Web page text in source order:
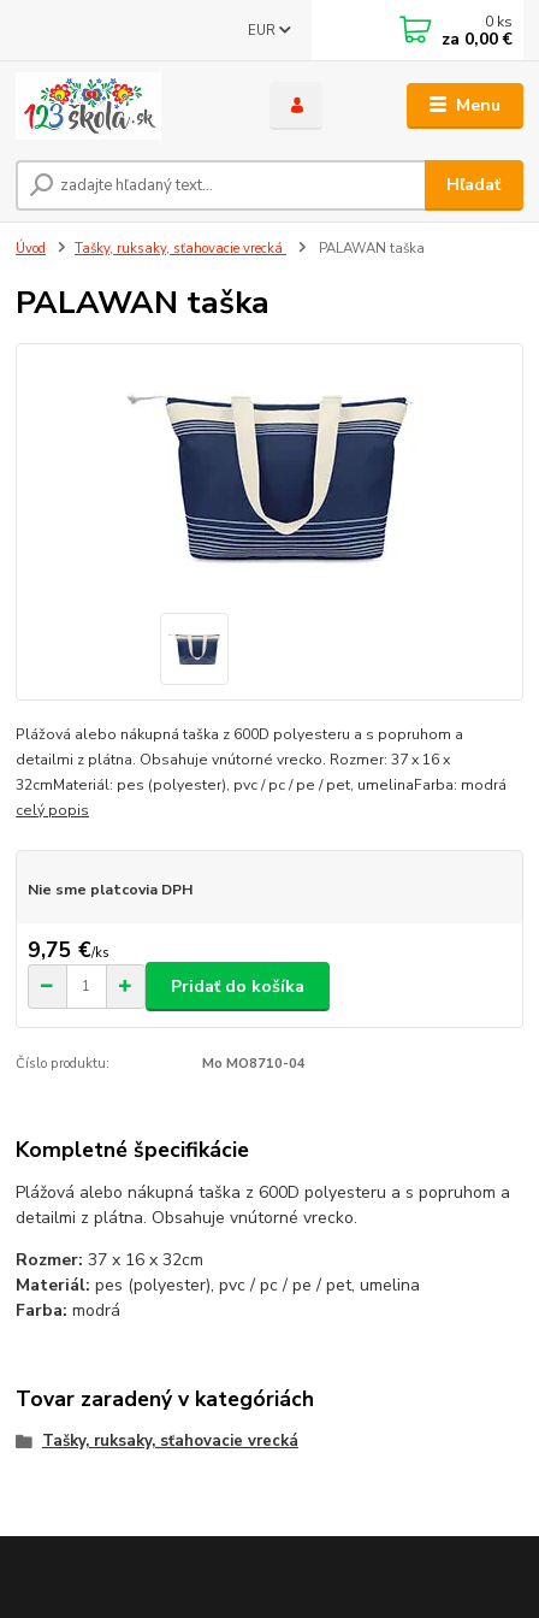
Menu
EUR
Hľadať
0 ks
za 0,00 €
Úvod Tašky, ruksaky, sťahovacie vrecká PALAWAN taška
PALAWAN taška
Plážová alebo nákupná taška z 600D polyesteru a s popruhom a
detailmi z plátna. Obsahuje vnútorné vrecko. Rozmer: 37 x 16 x
32cmMateriál: pes (polyester), pvc / pc / pe / pet, umelinaFarba: modrá
celý popis
Nie sme platcovia DPH
9,75 €/ks
Pridať do košíka
Číslo produktu: Mo MO8710-04
Kompletné špecifikácie
Plážová alebo nákupná taška z 600D polyesteru a s popruhom a
detailmi z plátna. Obsahuje vnútorné vrecko.
Rozmer: 37 x 16 x 32cm
Materiál: pes (polyester), pvc / pc / pe / pet, umelina
Farba: modrá
Tovar zaradený v kategóriách
Tašky, ruksaky, sťahovacie vrecká